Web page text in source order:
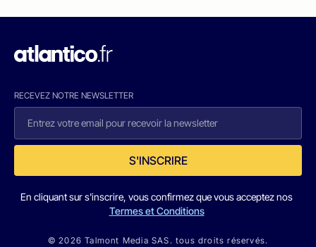
RECEVEZ NOTRE NEWSLETTER
S'INSCRIRE
En cliquant sur s'inscrire, vous confirmez que vous acceptez nos
Termes et Conditions
© 2026 Talmont Media SAS. tous droits réservés.